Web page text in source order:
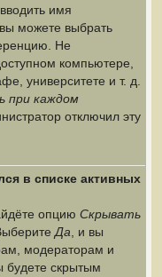
имя
можете выбрать
Не
компьютере,
университете и т. д.
при каждом
отключил эту
в списке активных
опцию Скрывать
Да , и вы
модераторам и
будете скрытым